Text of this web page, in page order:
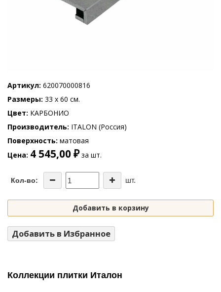
Артикул 620070000816
Размеры 33 x 60 см.
Цвет КАРБОНИО
Производитель ITALON (Россия)
Поверхность матовая
Цена 4 545,00 ₽за шт.
Кол-во: шт.
Добавить в корзину
Добавить в Избранное
Коллекции плитки Италон